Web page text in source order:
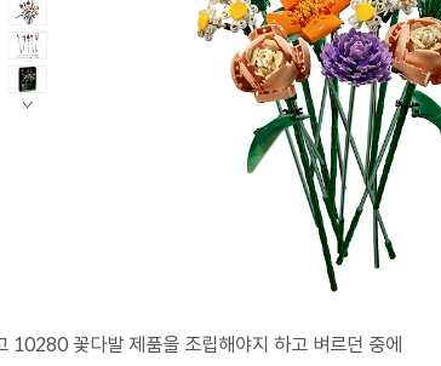
10280 꽃다발 제품을 조립해야지 하고 벼르던 중에